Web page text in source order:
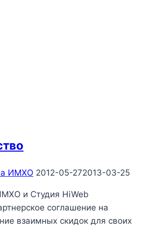
ИМХО 2012-05-272013-03-25
и Студия HiWeb
соглашение на
взаимных скидок для своих